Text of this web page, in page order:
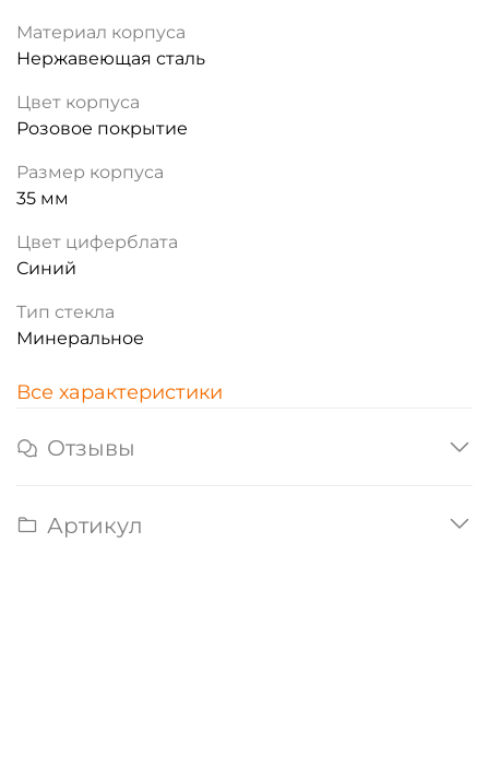
Материал корпуса
Нержавеющая сталь
Цвет корпуса
Розовое покрытие
Размер корпуса
35 мм
Цвет циферблата
Синий
Тип стекла
Минеральное
Все характеристики
Отзывы
Артикул